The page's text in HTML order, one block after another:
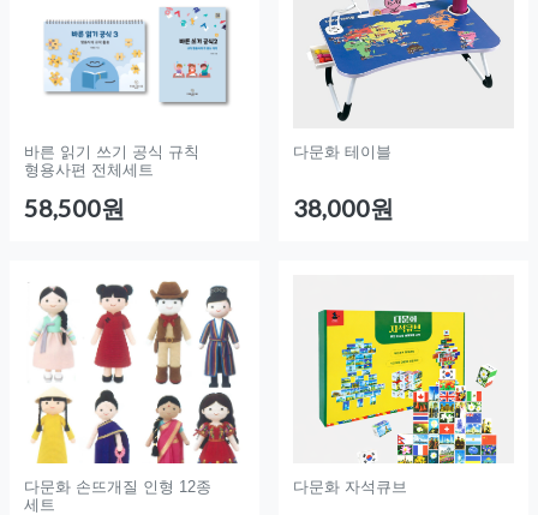
바른 읽기 쓰기 공식 규칙
형용사편 전체세트
58,500원
다문화 테이블
38,000원
다문화 손뜨개질 인형 12종
세트
다문화 자석큐브